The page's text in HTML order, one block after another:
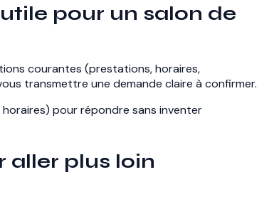
pour un salon de
courantes (prestations, horaires,
transmettre une demande claire à confirmer.
pour répondre sans inventer
aller plus loin